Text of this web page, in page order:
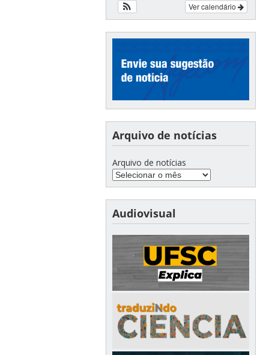
Ver calendário
Arquivo de notícias
Arquivo de notícias
Audiovisual